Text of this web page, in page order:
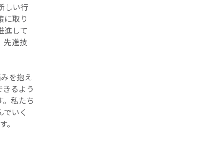
しい行
に取り
進して
先進技
を抱え
るよう
。私たち
でいく
。